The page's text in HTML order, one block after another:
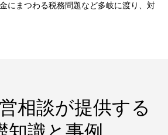
にまつわる税務問題など多岐に渡り、対
相談が提供する